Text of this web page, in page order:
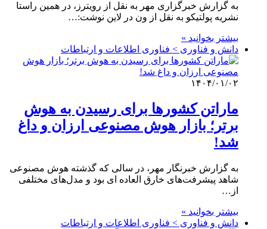
به گزارش خبرگزاری مهر به نقل از رویترز، در همین راستا
نشریه پولتیکو به نقل از ون در لاین نوشت:…
بیشتر بخوانید »
دانش و فناوری > فناوری اطلاعات و ارتباطات
۱۴۰۴/۰۱/۰۲
ماراتن کشورها برای رسیدن به هوش
برتر؛ بازار هوش مصنوعی ارزان و داغ
شد!
به گزارش خبرنگار مهر، در سالی که گذشته هوش مصنوعی
شاهد پیشرفت‌های خارق العاده ای بود و مدل‌های مختلفی
از…
بیشتر بخوانید »
دانش و فناوری > فناوری اطلاعات و ارتباطات